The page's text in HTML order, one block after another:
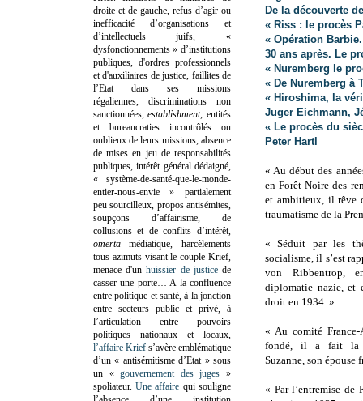
De la découverte
« Riss : le procès
« Opération
30 ans après. Le
« Nuremberg le
« De Nuremberg à
« Hiroshima, la
Juger Eichmann,
« Le procès du
Peter Hartl
« Au début des
en Forêt-Noire des
et ambitieux, il rêve
traumatisme de la
« Séduit par les
socialisme, il s’est
von Ribbentrop,
diplomatie nazie, et
droit en 1934. »
« Au comité
fondé, il a fait la
Suzanne, son épouse
« Par l’entremise de
droite et de gauche, refus d’agir ou
inefficacité d’organisations et
d’intellectuels juifs, «
dysfonctionnements » d’institutions
publiques, d'ordres professionnels
et d'auxiliaires de justice, faillites de
l’Etat dans ses missions
régaliennes, discriminations non
sanctionnées,establishment, entités
et bureaucraties incontrôlés ou
oublieux de leurs missions, absence
de mises en jeu de responsabilités
publiques, intérêt général dédaigné,
« système-de-santé-que-le-monde-
entier-nous-envie » partialement
peu sourcilleux, propos antisémites,
soupçons d’affairisme, de
collusions et de conflits d’intérêt,
omertamédiatique, harcèlements
tous azimuts visant le couple Krief,
menace d'unhuissier de justicede
casser une porte… A la confluence
entre politique et santé, à la jonction
entre secteurs public et privé, à
l’articulation entre pouvoirs
politiques nationaux et locaux,
l’affaire Krief s’avère emblématique
d’un « antisémitisme d’Etat » sous
un «gouvernement des juges »
spoliateur.Une affaire qui souligne